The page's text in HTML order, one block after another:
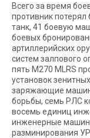
Всего за время
противник
танк, 41 боевую
боевых
артиллерийских
систем залпового
пять М270 MLRS
установок
заряжающие
борьбы, семь РЛС
восемь единиц
инженерные
разминирования